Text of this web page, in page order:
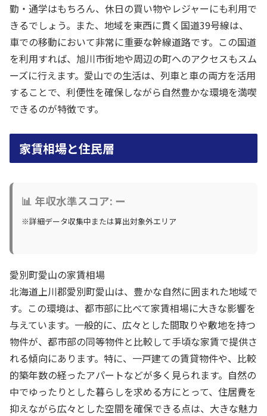
勤・通学はもちろん、休日の買い物やレジャーにも利用で
きるでしょう。また、地域を東西に貫く国道39号線は、
車での移動において非常に重要な幹線道路です。この国道
を利用すれば、旭川市街地や周辺の町へのアクセスもスム
ーズに行えます。愛山での生活は、列車と車の両方を活用
することで、利便性を確保しながら自然豊かな環境を満喫
できるのが特徴です。
家賃相場と住民層
📊 年収水準スコア: ー
※詳細データ収集中または算出対象外エリア
愛別町愛山の家賃相場
北海道上川郡愛別町愛山は、豊かな自然に囲まれた地域で
す。この環境は、都市部に比べて家賃相場に大きな影響を
与えています。一般的に、広々とした間取りや敷地を持つ
物件が、都市部の同等物件と比較して手頃な家賃で提供さ
れる傾向にあります。特に、一戸建ての賃貸物件や、比較
的築年数の経ったアパートなどが多く見られます。自然の
中でゆったりとした暮らしを求める方にとって、住居費を
抑えながら広々とした空間を確保できる点は、大きな魅力